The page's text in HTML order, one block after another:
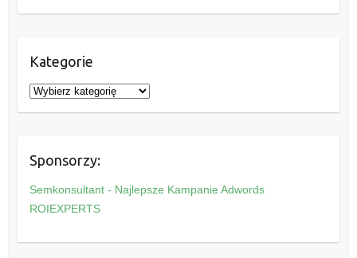
Kategorie
K
a
g
o
r
e
Sponsorzy:
Semkonsultant - Najlepsze Kampanie Adwords
ROIEXPERTS